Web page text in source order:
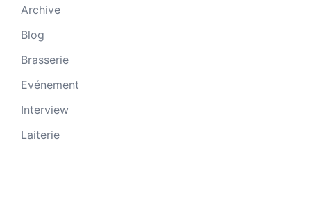
Archive
Blog
Brasserie
Evénement
Interview
Laiterie